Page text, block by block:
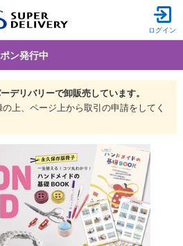
ログイン
ン発行中
デリバリーで卸販売しています。
上、ページ上から取引の申請をしてく